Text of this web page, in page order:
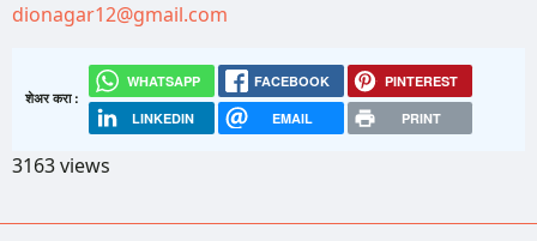
dionagar12@gmail.com
शेअर करा :
WHATSAPP FACEBOOK PINTEREST
LINKEDIN EMAIL PRINT
3163 views